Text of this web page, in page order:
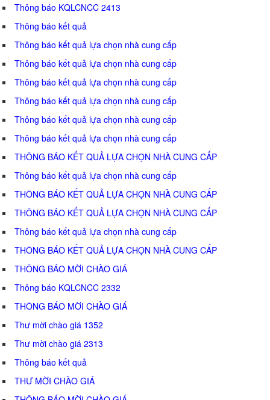
Thông báo KQLCNCC 2413
Thông báo kết quả
Thông báo kết quả lựa chọn nhà cung cấp
Thông báo kết quả lựa chọn nhà cung cấp
Thông báo kết quả lựa chọn nhà cung cấp
Thông báo kết quả lựa chọn nhà cung cấp
Thông báo kết quả lựa chọn nhà cung cấp
Thông báo kết quả lựa chọn nhà cung cấp
THÔNG BÁO KẾT QUẢ LỰA CHỌN NHÀ CUNG CẤP
Thông báo kết quả lựa chọn nhà cung cấp
THÔNG BÁO KẾT QUẢ LỰA CHỌN NHÀ CUNG CẤP
THÔNG BÁO KẾT QUẢ LỰA CHỌN NHÀ CUNG CẤP
Thông báo kết quả lựa chọn nhà cung cấp
THÔNG BÁO KẾT QUẢ LỰA CHỌN NHÀ CUNG CẤP
THÔNG BÁO MỜI CHÀO GIÁ
Thông báo KQLCNCC 2332
THÔNG BÁO MỜI CHÀO GIÁ
Thư mời chào giá 1352
Thư mời chào giá 2313
Thông báo kết quả
THƯ MỜI CHÀO GIÁ